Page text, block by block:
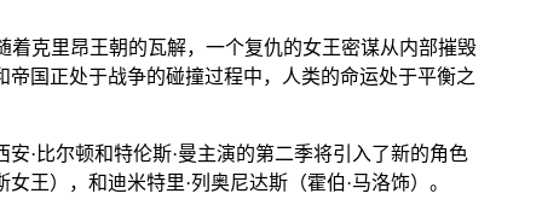
克里昂王朝的瓦解，一个复仇的女王密谋从内部摧毁
国正处于战争的碰撞过程中，人类的命运处于平衡之
·比尔顿和特伦斯·曼主演的第二季将引入了新的角色
王），和迪米特里·列奥尼达斯（霍伯·马洛饰）。